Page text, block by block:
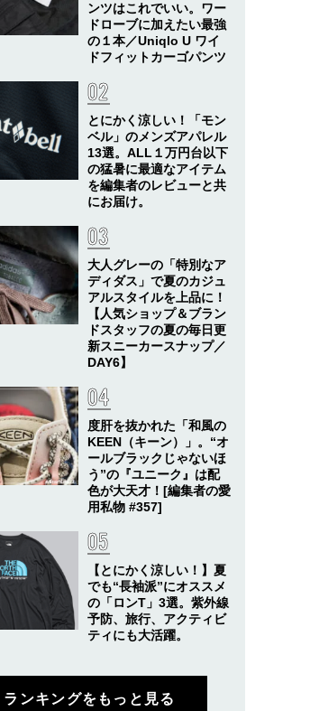
ンツはこれでいい。ワー
ドローブに加えたい最強
の１本／Uniqlo U ワイ
ドフィットカーゴパンツ
とにかく涼しい！「モン
ベル」のメンズアパレル
13選。ALL１万円台以下
の猛暑に最適なアイテム
を編集者のレビューと共
にお届け。
大人グレーの「特別なア
ディダス」で夏のカジュ
アルスタイルを上品に！
【人気ショップ＆ブラン
ドスタッフの夏の毎日更
新スニーカースナップ／
DAY6】
度肝を抜かれた「和風の
KEEN（キーン）」。“オ
ールブラックじゃないほ
う”の『ユニーク』は配
色が大天才！[編集者の愛
用私物 #357]
【とにかく涼しい！】夏
でも“長袖派”にオススメ
の「ロンT」3選。紫外線
予防、旅行、アクティビ
ティにも大活躍。
ランキングをもっと見る